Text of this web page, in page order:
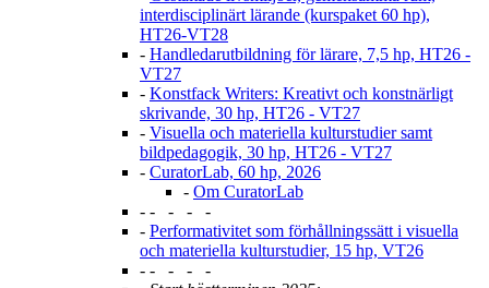
interdisciplinärt lärande (kurspaket 60 hp),
HT26-VT28
- Handledarutbildning för lärare, 7,5 hp, HT26 -
VT27
- Konstfack Writers: Kreativt och konstnärligt
skrivande, 30 hp, HT26 - VT27
- Visuella och materiella kulturstudier samt
bildpedagogik, 30 hp, HT26 - VT27
- CuratorLab, 60 hp, 2026
- Om CuratorLab
- - - - -
- Performativitet som förhållningssätt i visuella
och materiella kulturstudier, 15 hp, VT26
- - - - -